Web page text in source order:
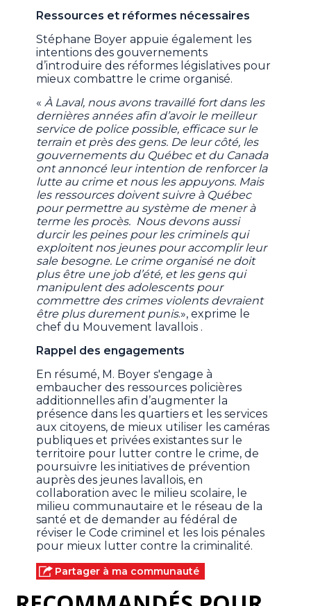
Ressources et réformes nécessaires
Stéphane Boyer appuie également les
intentions des gouvernements
d’introduire des réformes législatives pour
mieux combattre le crime organisé.
«À Laval, nous avons travaillé fort dans les
dernières années afin d’avoir le meilleur
service de police possible, efficace sur le
terrain et près des gens. De leur côté, les
gouvernements du Québec et du Canada
ont annoncé leur intention de renforcer la
lutte au crime et nous les appuyons. Mais
les ressources doivent suivre à Québec
pour permettre au système de mener à
terme les procès. Nous devons aussi
durcir les peines pour les criminels qui
exploitent nos jeunes pour accomplir leur
sale besogne. Le crime organisé ne doit
plus être une job d’été, et les gens qui
manipulent des adolescents pour
commettre des crimes violents devraient
être plus durement punis.», exprime le
chef du Mouvement lavallois .
Rappel des engagements
En résumé, M. Boyer s'engage à
embaucher des ressources policières
additionnelles afin d’augmenter la
présence dans les quartiers et les services
aux citoyens, de mieux utiliser les caméras
publiques et privées existantes sur le
territoire pour lutter contre le crime, de
poursuivre les initiatives de prévention
auprès des jeunes lavallois, en
collaboration avec le milieu scolaire, le
milieu communautaire et le réseau de la
santé et de demander au fédéral de
réviser le Code criminel et les lois pénales
pour mieux lutter contre la criminalité.
Partager à ma communauté